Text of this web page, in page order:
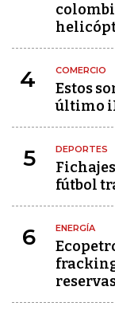
4 COMERCIO
Estos
último
5 DEPORTES
fútbol
6 ENERGÍA